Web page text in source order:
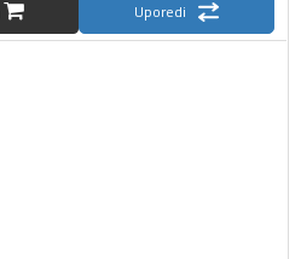
Uporedi